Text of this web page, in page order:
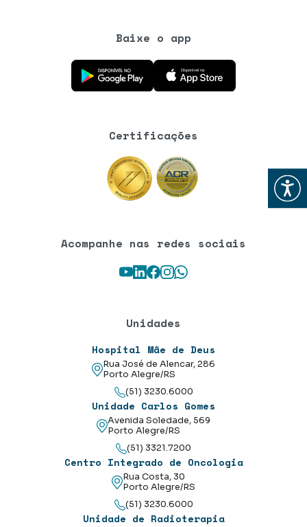
Abrir
Baixe o app
Baixe o aplicativo na Google Play Store
Baixe o aplicativo na App Store
Certificações
Acompanhe nas redes sociais
Youtube
LinkedIn
Facebook
Instagram
WhatsApp
Unidades
Hospital Mãe de Deus
Rua José de Alencar, 286
Porto Alegre/RS
(51) 3230.6000
Unidade Carlos Gomes
Avenida Soledade, 569
Porto Alegre/RS
(51) 3321.7200
Centro Integrado de Oncologia
Rua Costa, 30
Porto Alegre/RS
(51) 3230.6000
Unidade de Radioterapia